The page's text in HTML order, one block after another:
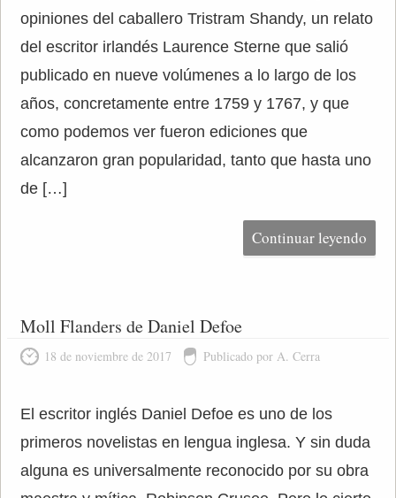
opiniones del caballero Tristram Shandy, un relato
del escritor irlandés Laurence Sterne que salió
publicado en nueve volúmenes a lo largo de los
años, concretamente entre 1759 y 1767, y que
como podemos ver fueron ediciones que
alcanzaron gran popularidad, tanto que hasta uno
de […]
Continuar leyendo
Moll Flanders de Daniel Defoe
18 de noviembre de 2017 Publicado por A. Cerra
El escritor inglés Daniel Defoe es uno de los
primeros novelistas en lengua inglesa. Y sin duda
alguna es universalmente reconocido por su obra